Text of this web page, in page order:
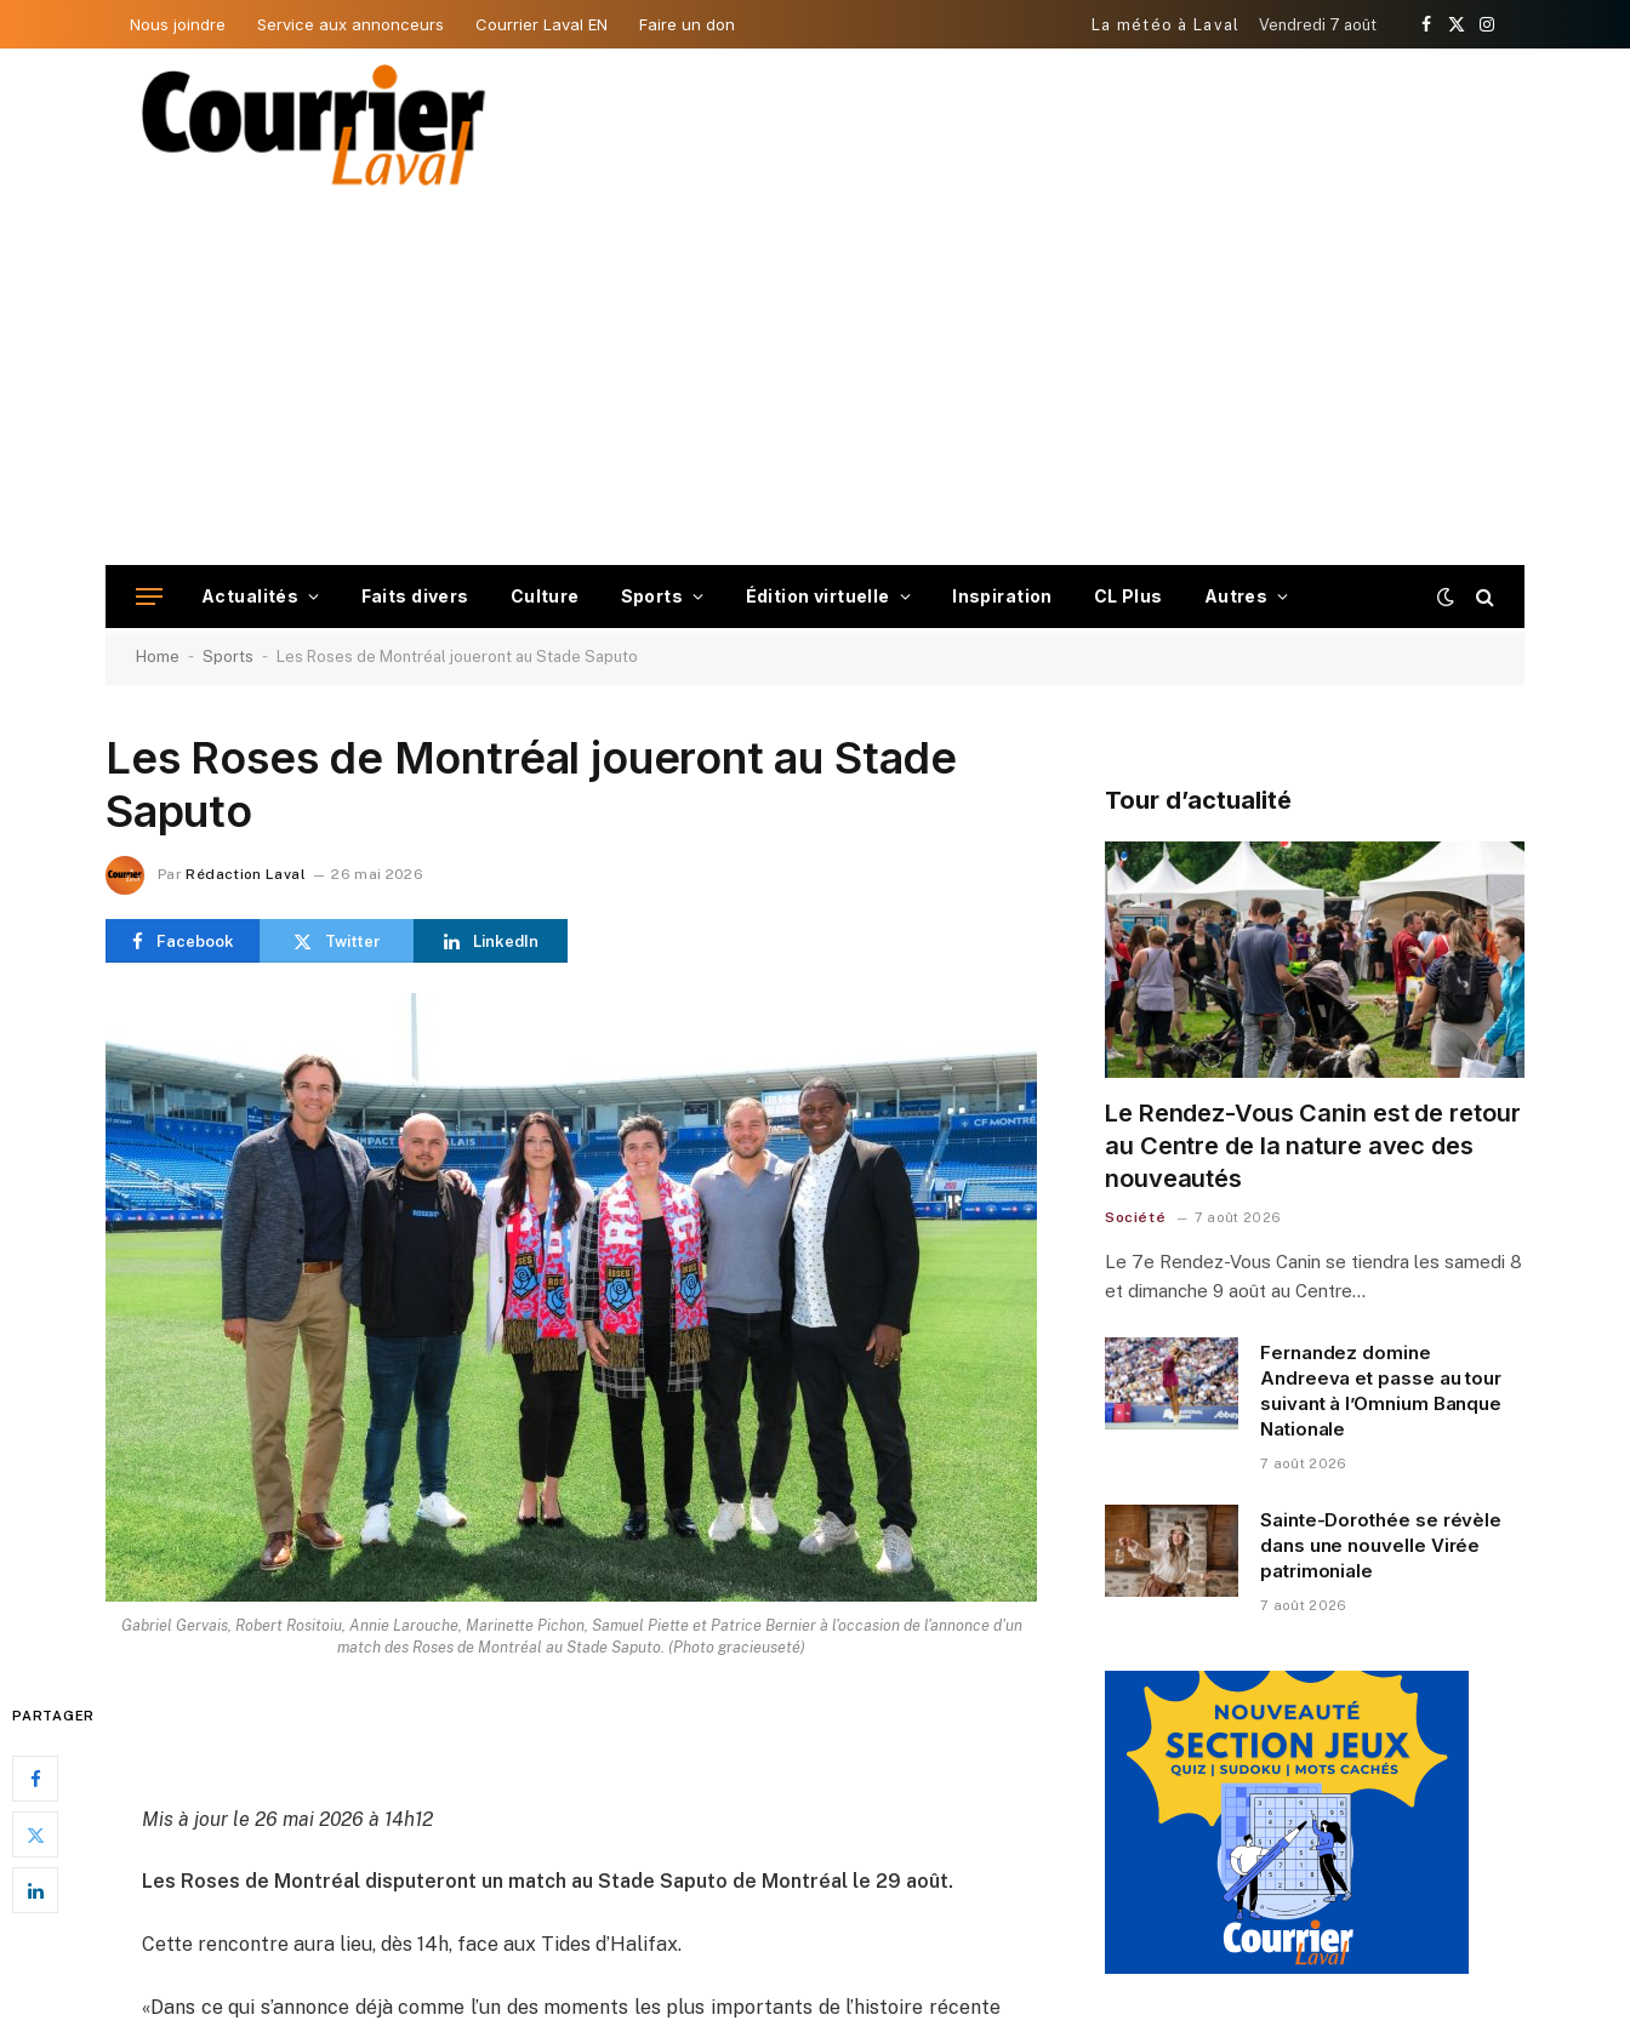
Nous joindre Service aux annonceurs Courrier Laval EN Faire un don La météo à Laval Vendredi 7 août
Facebook
X
Instagram
Actualités Faits divers Culture Sports Édition virtuelle Inspiration CL Plus Autres
Home - Sports - Les Roses de Montréal joueront au Stade Saputo
Les Roses de Montréal joueront au Stade
Saputo
Par Rédaction Laval 26 mai 2026
Facebook Twitter LinkedIn
Gabriel Gervais, Robert Rositoiu, Annie Larouche, Marinette Pichon, Samuel Piette et Patrice Bernier à l'occasion de l'annonce d'un
match des Roses de Montréal au Stade Saputo. (Photo gracieuseté)
PARTAGER
Mis à jour le 26 mai 2026 à 14h12
Les Roses de Montréal disputeront un match au Stade Saputo de Montréal le 29 août.
Cette rencontre aura lieu, dès 14h, face aux Tides d’Halifax.
«Dans ce qui s’annonce déjà comme l’un des moments les plus importants de l’histoire récente
Tour d’actualité
Le Rendez-Vous Canin est de retour
au Centre de la nature avec des
nouveautés
Société 7 août 2026
Le 7e Rendez-Vous Canin se tiendra les samedi 8
et dimanche 9 août au Centre…
Fernandez domine
Andreeva et passe au tour
suivant à l’Omnium Banque
Nationale
7 août 2026
Sainte-Dorothée se révèle
dans une nouvelle Virée
patrimoniale
7 août 2026